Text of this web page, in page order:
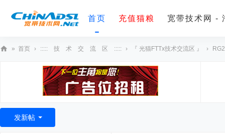
首页 充值猫粮 宽带技术网 -
术
» 首页 › ::::: 技 术 交 流 区 ::::: › 『 光猫FTTx技术交流区 』 ›
发新帖